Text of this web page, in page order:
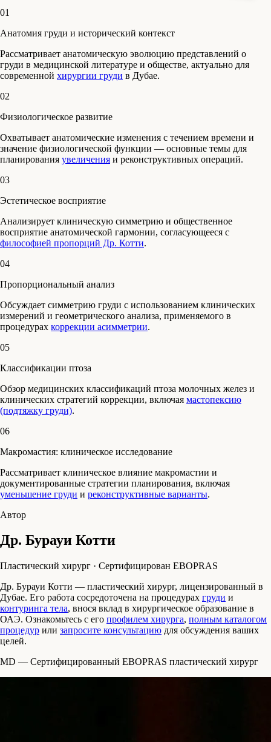
01
Анатомия груди и исторический контекст
Рассматривает анатомическую эволюцию представлений о
груди в медицинской литературе и обществе, актуально для
современной хирургии груди в Дубае.
02
Физиологическое развитие
Охватывает анатомические изменения с течением времени и
значение физиологической функции — основные темы для
планирования увеличения и реконструктивных операций.
03
Эстетическое восприятие
Анализирует клиническую симметрию и общественное
восприятие анатомической гармонии, согласующееся с
философией пропорций Др. Котти.
04
Пропорциональный анализ
Обсуждает симметрию груди с использованием клинических
измерений и геометрического анализа, применяемого в
процедурах коррекции асимметрии.
05
Классификации птоза
Обзор медицинских классификаций птоза молочных желез и
клинических стратегий коррекции, включая мастопексию
(подтяжку груди).
06
Макромастия: клиническое исследование
Рассматривает клиническое влияние макромастии и
документированные стратегии планирования, включая
уменьшение груди и реконструктивные варианты.
Автор
Др. Бурауи Котти
Пластический хирург · Сертифицирован EBOPRAS
Др. Бурауи Котти — пластический хирург, лицензированный в
Дубае. Его работа сосредоточена на процедурах груди и
контуринга тела, внося вклад в хирургическое образование в
ОАЭ. Ознакомьтесь с его профилем хирурга, полным каталогом
процедур или запросите консультацию для обсуждения ваших
целей.
MD — Сертифицированный EBOPRAS пластический хирург